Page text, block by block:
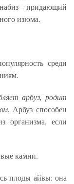
– придающий
изюма.
среди
арбуз, родит
Арбуз способен
организма, если
камни.
плоды айвы: она